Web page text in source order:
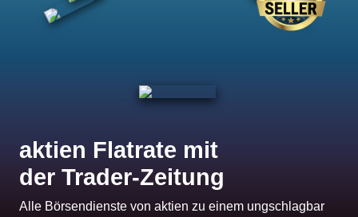
aktien Flatrate mit
der Trader-Zeitung
Alle Börsendienste von aktien zu einem ungschlagbar